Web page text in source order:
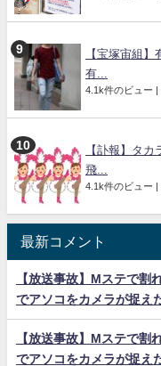
【宝塚宙組
有...
4.1k件のビュー |
【訃報】タ
飛...
4.1k件のビュー |
最新コメント
【放送事故】Mステで割
でアソコをカメラが捉え
【放送事故】Mステで割
でアソコをカメラが捉え